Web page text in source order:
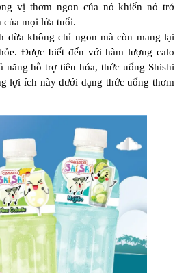
vị thơm ngon của nó khiến nó trở
của mọi lứa tuổi.
dừa không chỉ ngon mà còn mang lại
Được biết đến với hàm lượng calo
năng hỗ trợ tiêu hóa, thức uống Shishi
lợi ích này dưới dạng thức uống thơm